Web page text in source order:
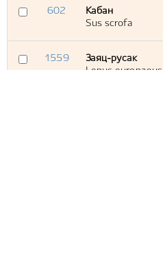
602
Кабан
Sus scrofa
1559
Заяц-русак
Lepus europaeus